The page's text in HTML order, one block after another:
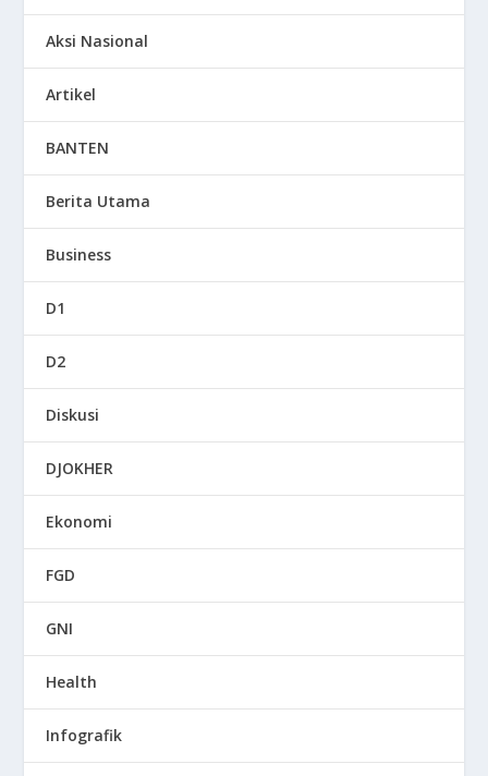
Aksi Nasional
Artikel
BANTEN
Berita Utama
Business
D1
D2
Diskusi
DJOKHER
Ekonomi
FGD
GNI
Health
Infografik